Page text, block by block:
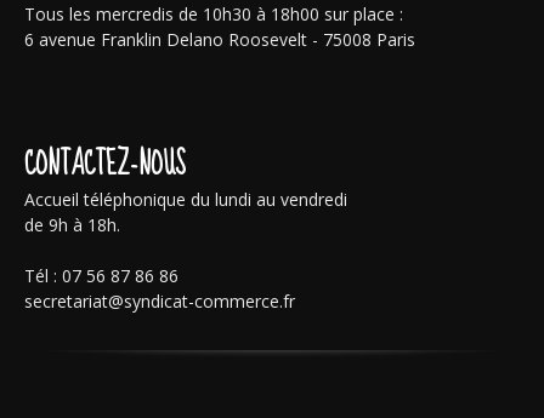
Tous les mercredis de 10h30 à 18h00 sur place :
6 avenue Franklin Delano Roosevelt - 75008 Paris
CONTACTEZ-NOUS
Accueil téléphonique du lundi au vendredi
de 9h à 18h.
Tél : 07 56 87 86 86
secretariat@syndicat-commerce.fr